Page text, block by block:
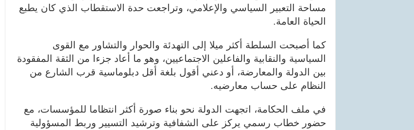
مساحة التعبير السياسي والإعلامي، وتراجعت حدة الاستقطاب الذي كان يطبع
الحياة العامة.
كما أصبحت السلطة أكثر ميلا إلى التهدئة والحوار والتشاور مع القوى
السياسية والنقابية والفاعلين الاجتماعيين، وهو ما أعاد جزءا من الثقة المفقودة
بين الدولة والمعارضة، أو دعني أقول بلغة أقل دبلوماسية قرب الشارع من
النظام على حساب معارضيه.
في ملف الحكامة، اتجهت الدولة نحو بناء صورة أكثر انتظاما للمؤسسات، مع
حضور خطاب رسمي يركز على الشفافية وترشيد التسيير وربط المسؤولية